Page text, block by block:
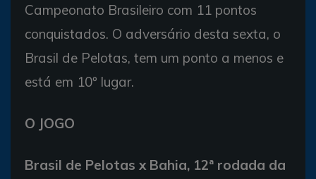
Campeonato Brasileiro com 11 pontos
conquistados. O adversário desta sexta, o
Brasil de Pelotas, tem um ponto a menos e
está em 10º lugar.
O JOGO
Brasil de Pelotas x Bahia, 12ª rodada da